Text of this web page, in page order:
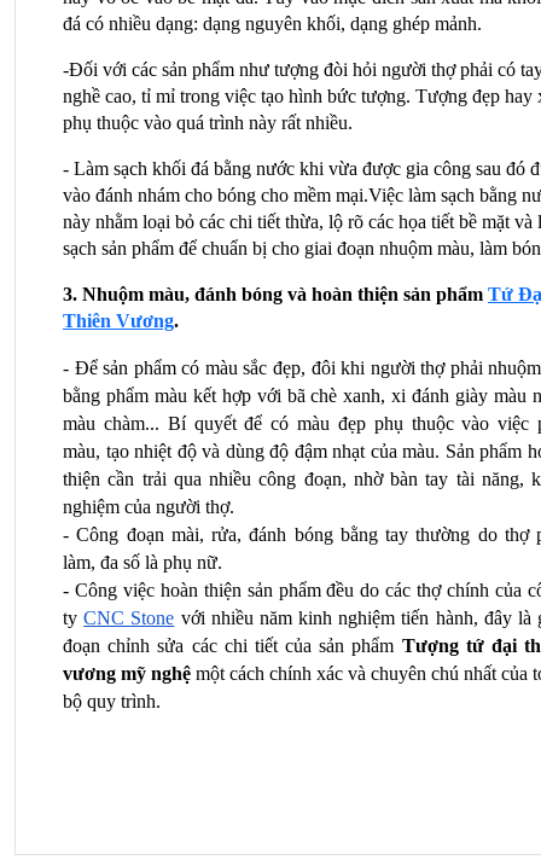
đá có nhiều dạng: dạng nguyên khối, dạng ghép mảnh.
-Đối với các sản phẩm như tượng đòi hỏi người thợ phải có
nghề cao, tỉ mỉ trong việc tạo hình bức tượng. Tượng đẹp hay
phụ thuộc vào quá trình này rất nhiều.
- Làm sạch khối đá bằng nước khi vừa được gia công sau đó
vào đánh nhám cho bóng cho mềm mại.Việc làm sạch bằng
này nhằm loại bỏ các chi tiết thừa, lộ rõ các họa tiết bề mặt và
sạch sản phẩm để chuẩn bị cho giai đoạn nhuộm màu, làm
3. Nhuộm màu, đánh bóng và hoàn thiện sản phẩm Tứ
Thiên Vương.
- Để sản phẩm có màu sắc đẹp, đôi khi người thợ phải
bằng phẩm màu kết hợp với bã chè xanh, xi đánh giày màu
màu chàm... Bí quyết để có màu đẹp phụ thuộc vào việc
màu, tạo nhiệt độ và dùng độ đậm nhạt của màu. Sản phẩm
thiện cần trải qua nhiều công đoạn, nhờ bàn tay tài năng,
nghiệm của người thợ.
- Công đoạn mài, rửa, đánh bóng bằng tay thường do thợ
làm, đa số là phụ nữ.
- Công việc hoàn thiện sản phẩm đều do các thợ chính của
ty CNC Stone với nhiều năm kinh nghiệm tiến hành, đây là
đoạn chỉnh sửa các chi tiết của sản phẩm Tượng tứ đại
vương mỹ nghệ một cách chính xác và chuyên chú nhất của
bộ quy trình.